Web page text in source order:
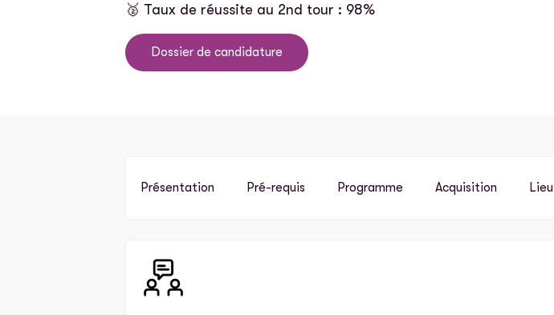
🥈 Taux de réussite au 2nd tour : 98%
Dossier de candidature
Présentation Pré-requis Programme Acquisition Lieu